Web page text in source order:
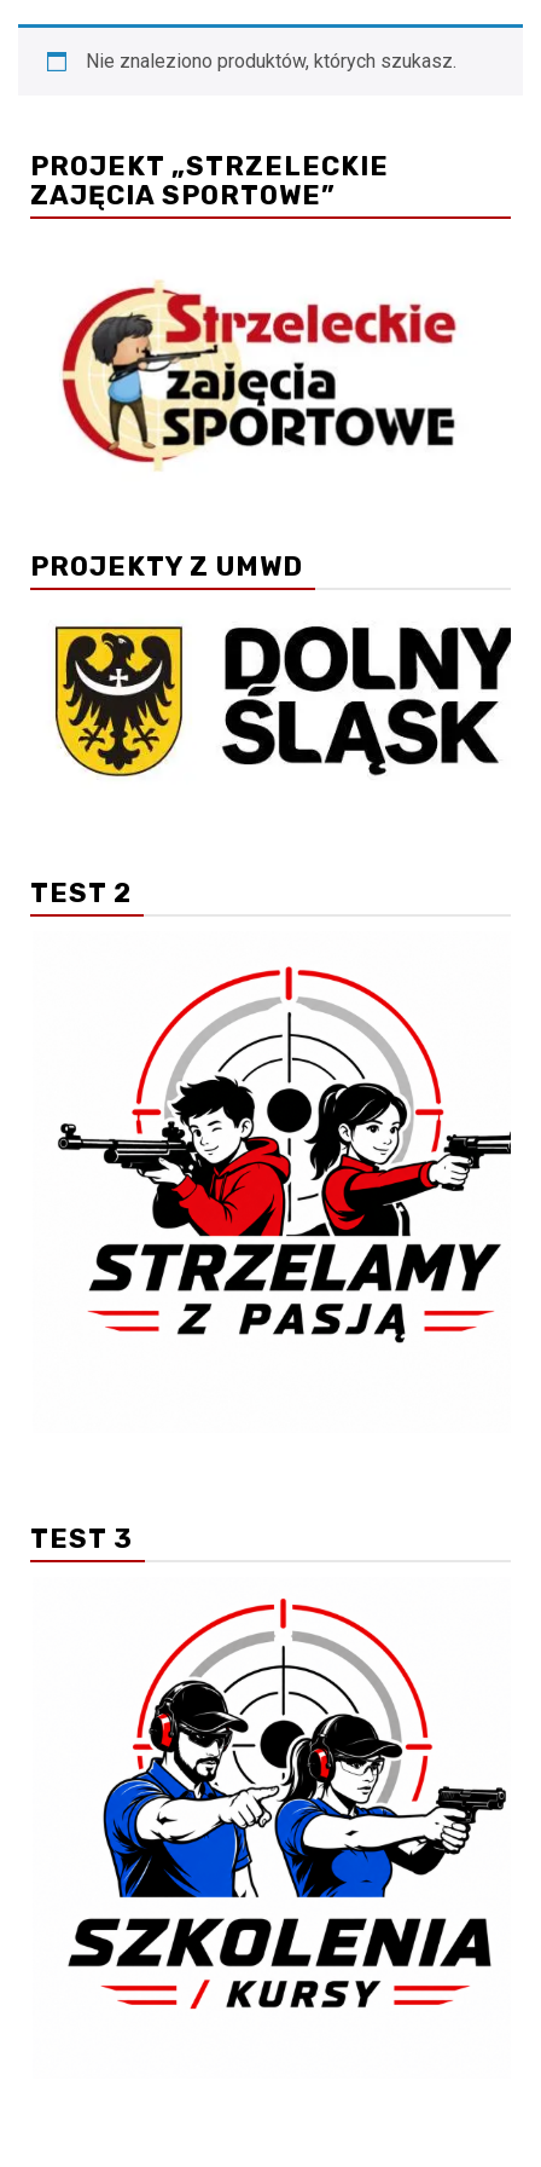
Nie znaleziono produktów, których szukasz.
PROJEKT „STRZELECKIE
ZAJĘCIA SPORTOWE”
PROJEKTY Z UMWD
TEST 2
TEST 3